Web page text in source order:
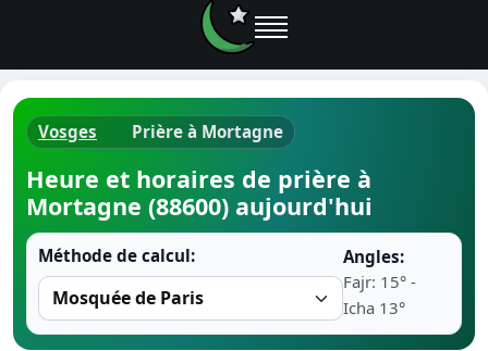
Ramadan
Vosges Prière à Mortagne
Heure et horaires de prière à
Mortagne (88600) aujourd'hui
Méthode de calcul:
Angles:
Fajr: 15° -
Icha 13°